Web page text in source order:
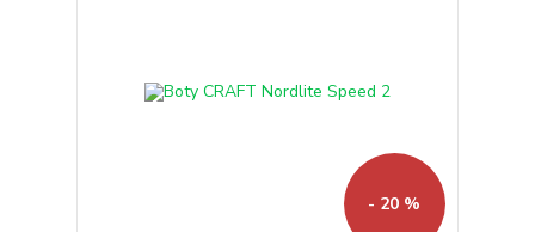
- 20 %